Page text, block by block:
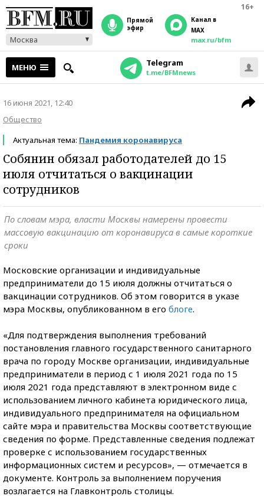
16+
Москва
прямой
эфир
Канал в
MAX
max.ru/bfm
МЕНЮ Telegram
t.me/BFMnews
16 июня 2021, 12:40
Общество
Актуальная тема: Пандемия коронавируса
Собянин обязал работодателей до 15
июля отчитаться о вакцинации
сотрудников
По словам мэра, власти Москвы намерены провести
массовую вакцинацию от коронавируса в самые короткие
сроки
Московские организации и индивидуальные
предприниматели до 15 июля должны отчитаться о
вакцинации сотрудников. Об этом говорится в указе
мэра Москвы, опубликованном в его блоге.
«Для подтверждения выполнения требований
постановления главного государственного санитарного
врача по городу Москве организации, индивидуальные
предприниматели в период с 1 июля 2021 года по 15
июля 2021 года представляют в электронном виде с
использованием личного кабинета юридического лица,
индивидуального предпринимателя на официальном
сайте мэра и правительства Москвы соответствующие
сведения по форме. Представленные сведения подлежат
проверке с использованием государственных
информационных систем и ресурсов», — отмечается в
документе. Контроль за выполнением поручения
возлагается на Главконтроль столицы.